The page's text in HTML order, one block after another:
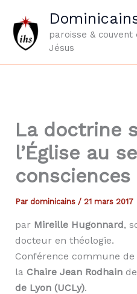
contenu
paroisse &
Jésus
La doctrine
l’Église au
consciences
Par dominicains / 21 mars 2017
par Mireille Hugonnard,
docteur en théologie.
Conférence commune de
la Chaire Jean Rodhainde
de Lyon (UCLy).